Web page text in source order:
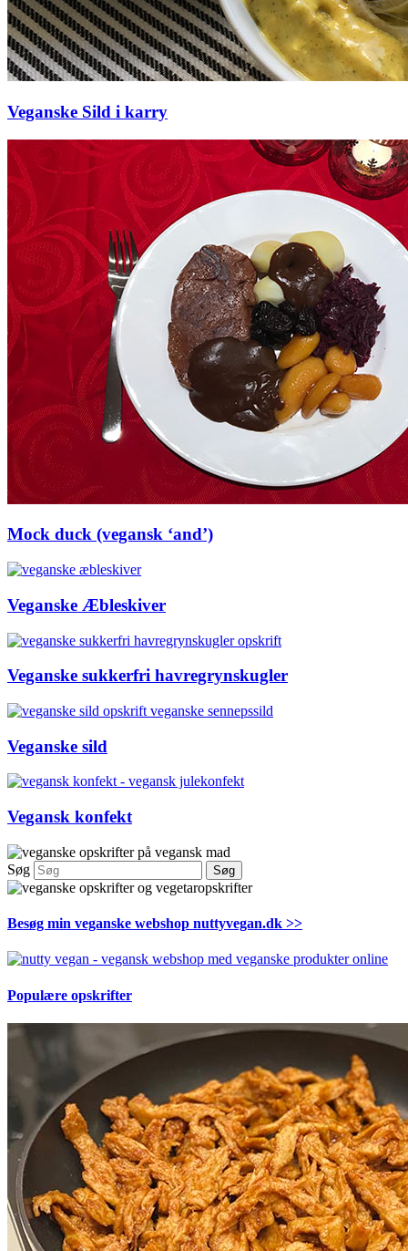
Veganske Sild i karry
Mock duck (vegansk ‘and’)
Veganske Æbleskiver
Veganske sukkerfri havregrynskugler
Veganske sild
Vegansk konfekt
Søg Søg
Besøg min veganske webshop nuttyvegan.dk >>
Populære opskrifter